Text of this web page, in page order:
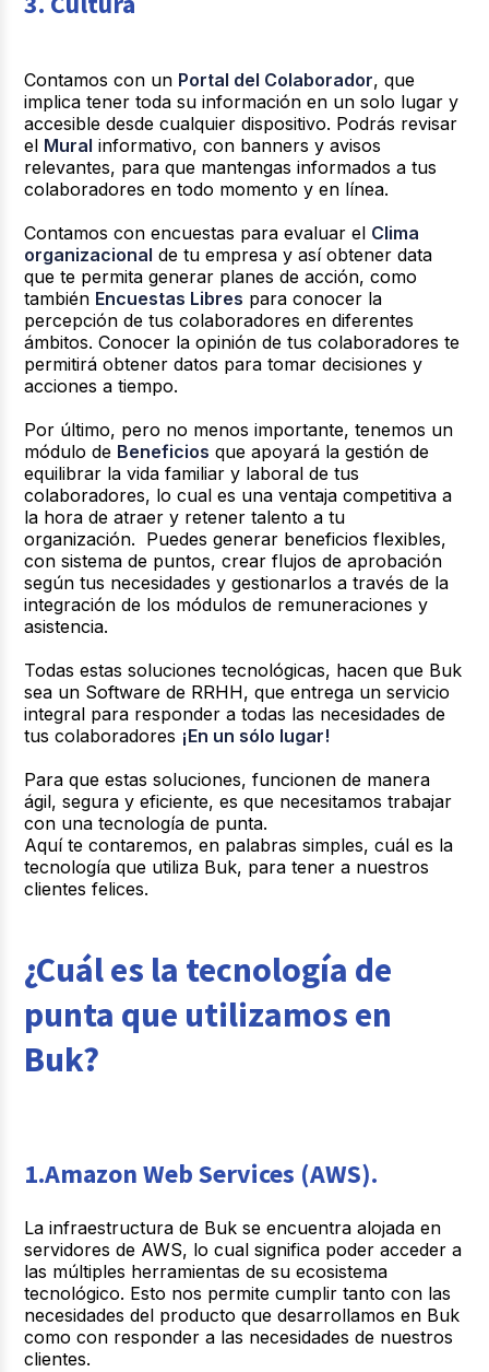
Contamos con un Portal del Colaborador, que
implica tener toda su información en un solo lugar y
accesible desde cualquier dispositivo. Podrás revisar
el Mural informativo, con banners y avisos
relevantes, para que mantengas informados a tus
colaboradores en todo momento y en línea.
Contamos con encuestas para evaluar el Clima
organizacional de tu empresa y así obtener data
que te permita generar planes de acción, como
también Encuestas Libres para conocer la
percepción de tus colaboradores en diferentes
ámbitos.Conocer la opinión de tus colaboradores te
permitirá obtener datos para tomar decisiones y
acciones a tiempo.
Por último, pero no menos importante, tenemos un
módulo de Beneficios que apoyará la gestión de
equilibrar la vida familiar y laboral de tus
colaboradores, lo cual es una ventaja competitiva a
la hora de atraer y retener talento a tu
organización. Puedes generar beneficios flexibles,
con sistema de puntos, crear flujos de aprobación
según tus necesidades y gestionarlos a través de la
integración de los módulos de remuneraciones y
asistencia.
Todas estas soluciones tecnológicas, hacen que Buk
sea un Software de RRHH, que entrega un servicio
integral para responder a todas las necesidades de
tus colaboradores ¡En un sólo lugar!
Para que estas soluciones, funcionen de manera
ágil, segura y eficiente, es que necesitamos trabajar
con una tecnología de punta.
Aquí te contaremos, en palabras simples, cuál es la
tecnología que utiliza Buk, para tener a nuestros
clientes felices.
¿Cuál es la tecnología de
punta que utilizamos en
Buk?
1.Amazon Web Services (AWS).
La infraestructura de Buk se encuentra alojada en
servidores de AWS, lo cual significa poder acceder a
las múltiples herramientas de su ecosistema
tecnológico. Esto nos permite cumplir tanto con las
necesidades del producto que desarrollamos en Buk
como con responder a las necesidades de nuestros
clientes.